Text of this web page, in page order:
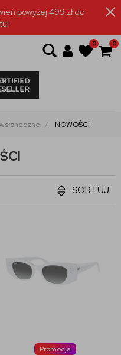
powyżej 499 zł do
0 0
NOWOŚCI
SORTUJ
Promocja